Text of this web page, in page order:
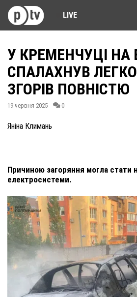
LIVE
У КРЕМЕНЧУЦІ НА
СПАЛАХНУВ
ЗГОРІВ ПОВНІСТЮ
19 червня 2025 0
Яніна Климань
Причиною загоряння могла стати
електросистеми.